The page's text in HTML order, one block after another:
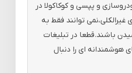
و پپسی و کوکاکولا در
توانند فقط به
باشند.قطعا در تبلیغات
هوشمندانه ای را دنبال